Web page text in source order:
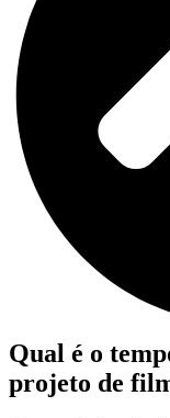
Qual é o
projeto de